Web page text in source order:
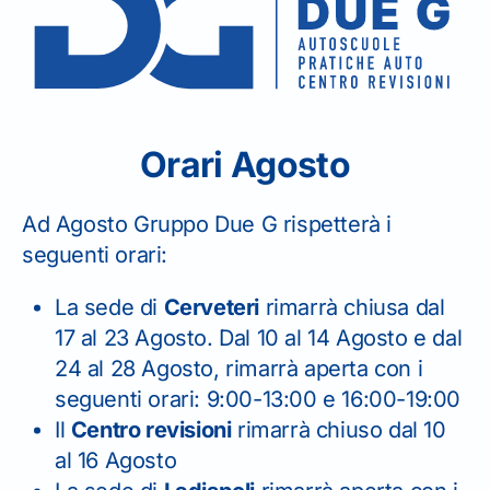
Foglio rosa: come usarlo
Scrivici o contattaci
telefonicamenteper
richiedere informazioni.
Orari Agosto
Ad Agosto Gruppo Due G rispetterà i
seguenti orari:
La sede di Cerveteri rimarrà chiusa dal
17 al 23 Agosto. Dal 10 al 14 Agosto e dal
24 al 28 Agosto, rimarrà aperta con i
seguenti orari: 9:00-13:00 e 16:00-19:00
Il Centro revisionirimarrà chiuso dal 10
al 16 Agosto